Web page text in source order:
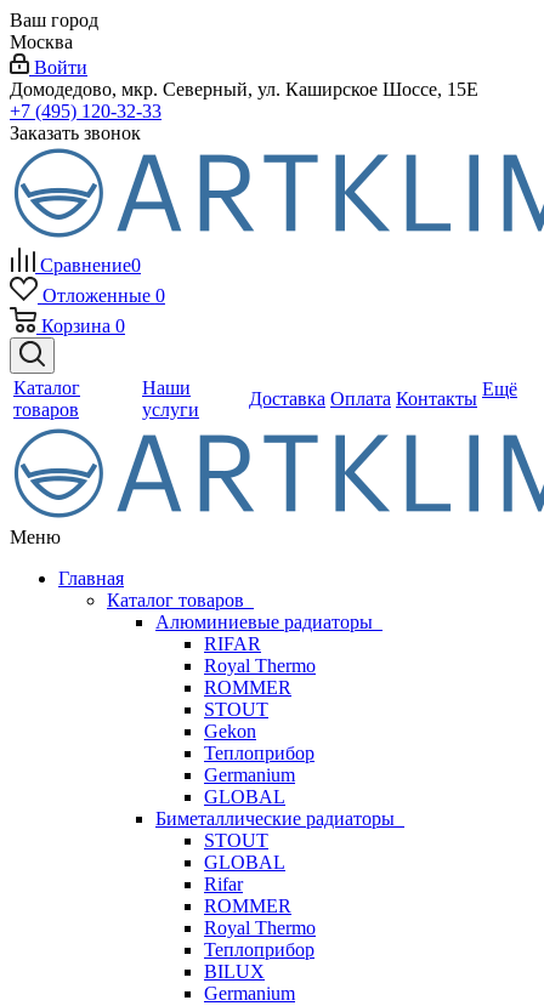
Ваш город
Москва
Войти
Домодедово, мкр. Северный, ул. Каширское Шоссе, 15Е
+7 (495) 120-32-33
Заказать звонок
Сравнение0
Отложенные 0
Корзина 0
Каталог
товаров
Наши
услуги
Доставка Оплата Контакты Ещё
Меню
Главная
Каталог товаров
Алюминиевые радиаторы
RIFAR
Royal Thermo
ROMMER
STOUT
Gekon
Теплоприбор
Germanium
GLOBAL
Биметаллические радиаторы
STOUT
GLOBAL
Rifar
ROMMER
Royal Thermo
Теплоприбор
BILUX
Germanium